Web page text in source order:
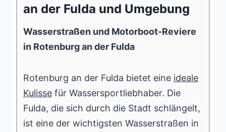
an der Fulda und Umgebung
Wasserstraßen und Motorboot-Reviere
in Rotenburg an der Fulda
Rotenburg an der Fulda bietet eine ideale
Kulisse für Wassersportliebhaber. Die
Fulda, die sich durch die Stadt schlängelt,
ist eine der wichtigsten Wasserstraßen in